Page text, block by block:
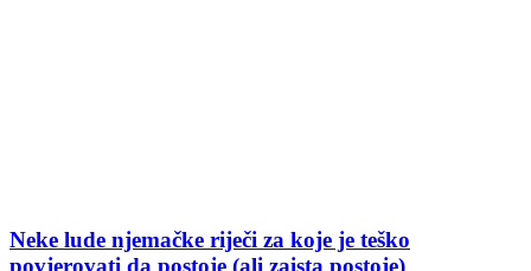
Neke lude njemačke riječi za koje je teško
povjerovati da postoje (ali zaista postoje)